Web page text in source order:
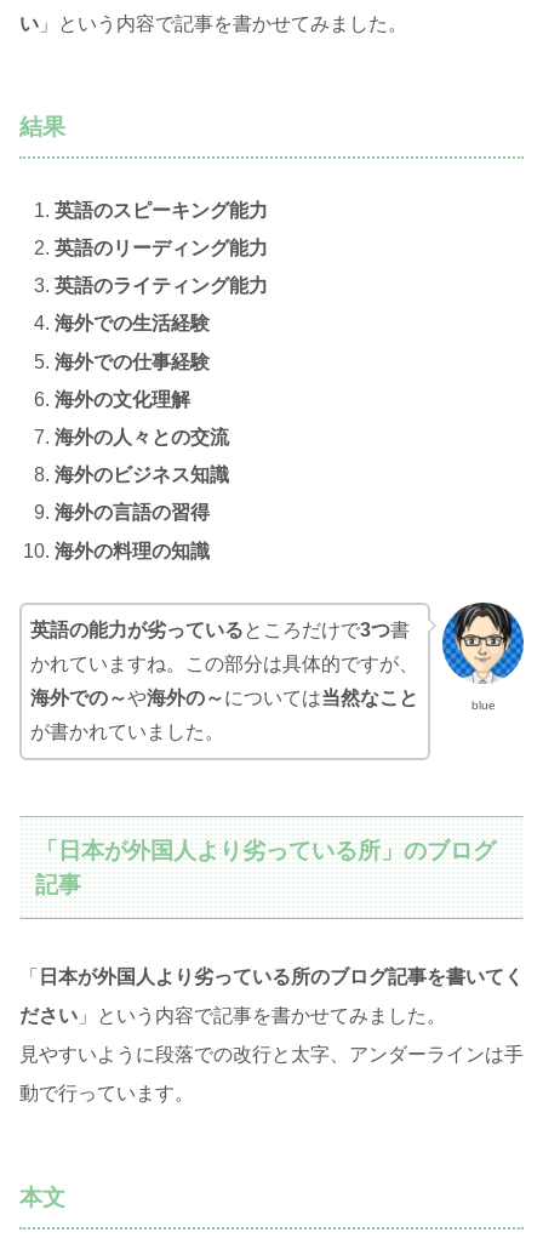
い 」という内容で記事を書かせてみました。
結果
英語のスピーキング能力
英語のリーディング能力
英語のライティング能力
海外での生活経験
海外での仕事経験
海外の文化理解
海外の人々との交流
海外のビジネス知識
海外の言語の習得
海外の料理の知識
blue
英語の能力が劣っているところだけで3つ書
かれていますね。この部分は具体的ですが、
海外での～や海外の～については当然なこと
が書かれていました。
「日本が外国人より劣っている所」のブログ
記事
「 日本が外国人より劣っている所のブログ記事を書いてく
ださい 」という内容で記事を書かせてみました。
見やすいように段落での改行と太字、アンダーラインは手
動で行っています。
本文